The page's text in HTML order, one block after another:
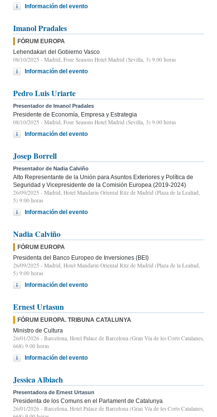
Información del evento
Imanol Pradales
FÓRUM EUROPA
Lehendakari del Gobierno Vasco
08/10/2025 - Madrid, Four Seasons Hotel Madrid (Sevilla, 3) 9.00 horas
Información del evento
Pedro Luis Uriarte
Presentador de Imanol Pradales
Presidente de Economía, Empresa y Estrategia
08/10/2025 - Madrid, Four Seasons Hotel Madrid (Sevilla, 3) 9.00 horas
Información del evento
Josep Borrell
Presentador de Nadia Calviño
Alto Representante de la Unión para Asuntos Exteriores y Política de
Seguridad y Vicepresidente de la Comisión Europea (2019-2024)
26/09/2025 - Madrid, Hotel Mandarin Oriental Ritz de Madrid (Plaza de la Lealtad,
5) 9:00 horas
Información del evento
Nadia Calviño
FÓRUM EUROPA
Presidenta del Banco Europeo de Inversiones (BEI)
26/09/2025 - Madrid, Hotel Mandarin Oriental Ritz de Madrid (Plaza de la Lealtad,
5) 9:00 horas
Información del evento
Ernest Urtasun
FÓRUM EUROPA. TRIBUNA CATALUNYA
Ministro de Cultura
26/01/2026 - Barcelona, Hotel Palace de Barcelona (Gran Vía de les Corts Catalanes,
668) 9.00 horas
Información del evento
Jessica Albiach
Presentadora de Ernest Urtasun
Presidenta de los Comuns en el Parlament de Catalunya
26/01/2026 - Barcelona, Hotel Palace de Barcelona (Gran Vía de les Corts Catalanes,